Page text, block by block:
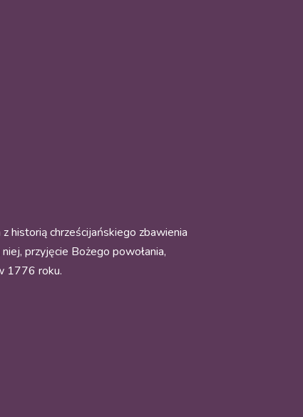
historią chrześcijańskiego zbawienia
przyjęcie Bożego powołania,
1776 roku.